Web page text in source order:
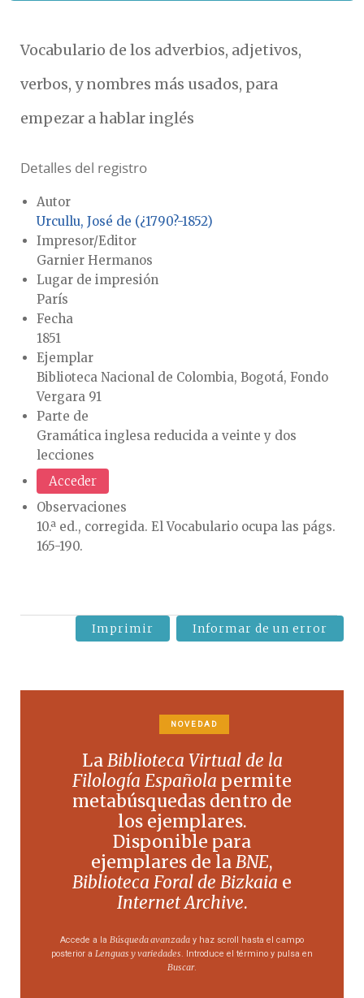
Vocabulario de los adverbios, adjetivos,
verbos, y nombres más usados, para
empezar a hablar inglés
Detalles del registro
Autor
Urcullu, José de (¿1790?-1852)
Impresor/Editor
Garnier Hermanos
Lugar de impresión
París
Fecha
1851
Ejemplar
Biblioteca Nacional de Colombia, Bogotá, Fondo
Vergara 91
Parte de
Gramática inglesa reducida a veinte y dos
lecciones
Acceder
Observaciones
10.ª ed., corregida. El Vocabulario ocupa las págs.
165-190.
Imprimir Informar de un error
NOVEDAD
LaBiblioteca Virtual de la
Filología Española permite
metabúsquedas dentro de
los ejemplares.
Disponible para
ejemplares de laBNE,
Biblioteca Foral de Bizkaia e
Internet Archive.
Accede a la Búsqueda avanzada y haz scroll hasta el campo
posterior a Lenguas y variedades . Introduce el término y pulsa en
Buscar.